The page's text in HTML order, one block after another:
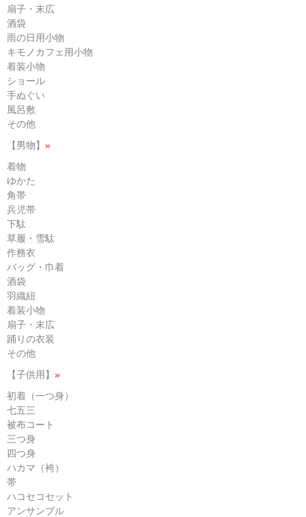
扇子・末広
酒袋
雨の日用小物
キモノカフェ用小物
着装小物
ショール
手ぬぐい
風呂敷
その他
【男物】 »
着物
ゆかた
角帯
兵児帯
下駄
草履・雪駄
作務衣
バッグ・巾着
酒袋
羽織紐
着装小物
扇子・末広
踊りの衣装
その他
【子供用】 »
初着（一つ身）
七五三
被布コート
三つ身
四つ身
ハカマ（袴）
帯
ハコセコセット
アンサンブル